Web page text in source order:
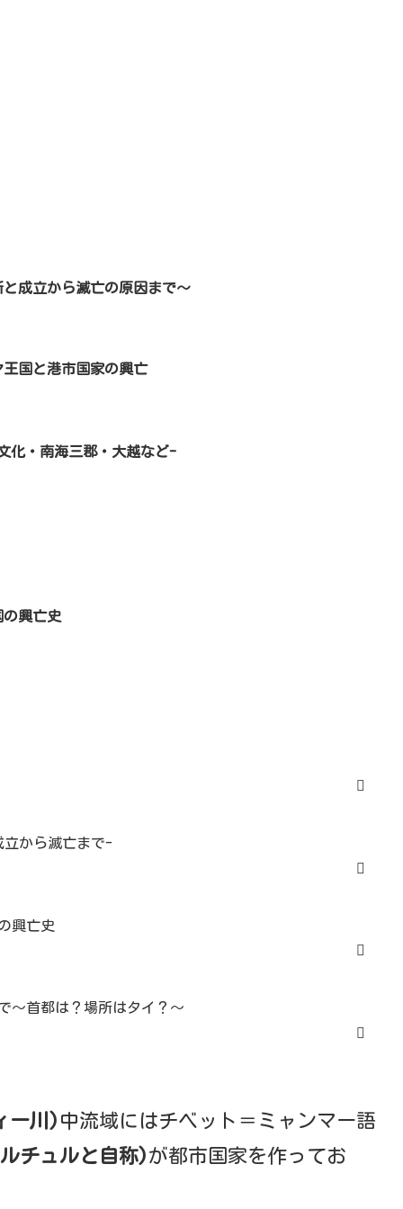
成立から滅亡の原因まで～
国と港市国家の興亡
化・南海三郡・大越など-
興亡史
立から滅亡まで-
興亡史
～首都は？場所はタイ？～
ー川) 中流域にはチベット＝ミャンマー語
チュルと自称)が都市国家を作ってお